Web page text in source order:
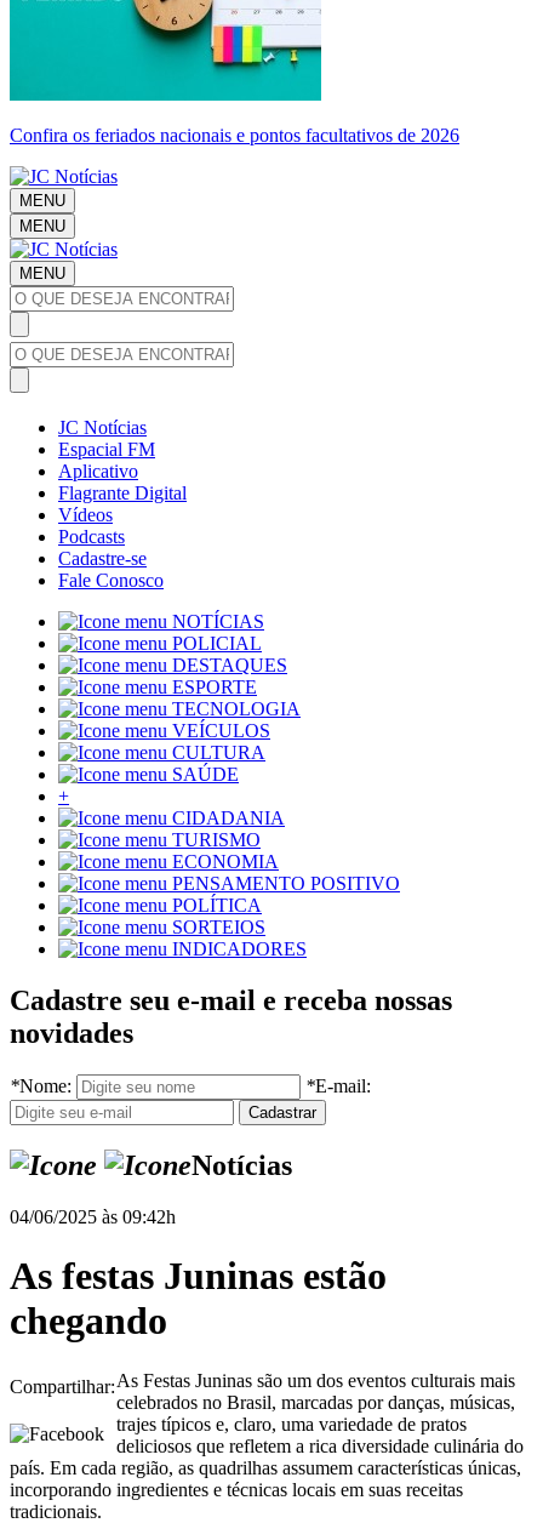
Confira os feriados nacionais e pontos facultativos de 2026
MENU
MENU
MENU
JC Notícias
Espacial FM
Aplicativo
Flagrante Digital
Vídeos
Podcasts
Cadastre-se
Fale Conosco
NOTÍCIAS
POLICIAL
DESTAQUES
ESPORTE
TECNOLOGIA
VEÍCULOS
CULTURA
SAÚDE
+
CIDADANIA
TURISMO
ECONOMIA
PENSAMENTO POSITIVO
POLÍTICA
SORTEIOS
INDICADORES
Cadastre seu e-mail e receba nossas
novidades
*Nome: *E-mail:
Notícias
04/06/2025 às 09:42h
As festas Juninas estão
chegando
Compartilhar:As Festas Juninas são um dos eventos culturais mais
celebrados no Brasil, marcadas por danças, músicas,
trajes típicos e, claro, uma variedade de pratos
deliciosos que refletem a rica diversidade culinária do
país. Em cada região, as quadrilhas assumem características únicas,
incorporando ingredientes e técnicas locais em suas receitas
tradicionais.